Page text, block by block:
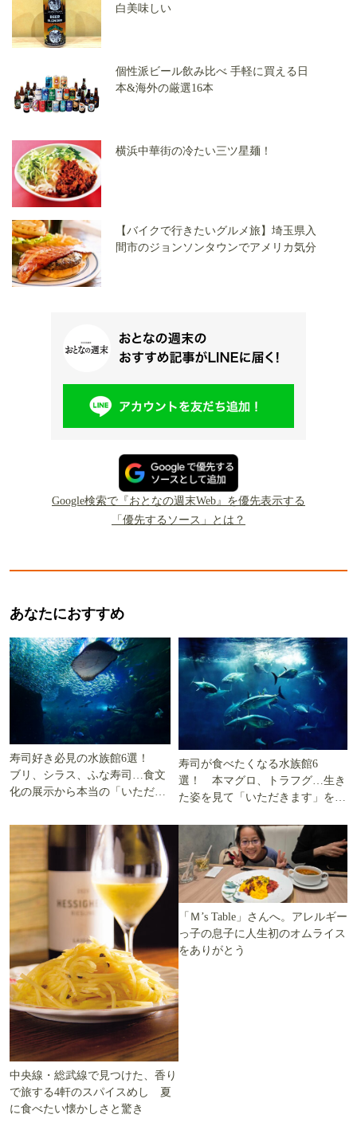
白美味しい
個性派ビール飲み比べ 手軽に買える日
本&海外の厳選16本
横浜中華街の冷たい三ツ星麺！
【バイクで行きたいグルメ旅】埼玉県入
間市のジョンソンタウンでアメリカ気分
Google検索で『おとなの週末Web』を優先表示する
「優先するソース」とは？
あなたにおすすめ
寿司好き必見の水族館6選！
ブリ、シラス、ふな寿司…食文
化の展示から本当の「いただき
寿司が食べたくなる水族館6
選！ 本マグロ、トラフグ…生き
た姿を見て「いただきます」を考
中央線・総武線で見つけた、香り
で旅する4軒のスパイスめし 夏
に食べたい懐かしさと驚き
「Ｍ’s Table」さんへ。アレルギー
っ子の息子に人生初のオムライス
をありがとう